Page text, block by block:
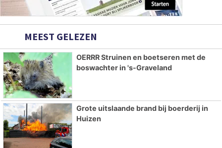
MEEST GELEZEN
OERRR Struinen en boetseren met de
boswachter in 's-Graveland
Grote uitslaande brand bij boerderij in
Huizen